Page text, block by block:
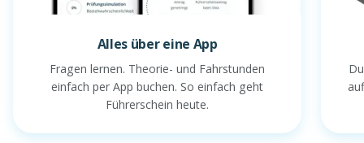
Alles über eine App
Fragen lernen. Theorie- und Fahrstunden
einfach per App buchen. So einfach geht
Führerschein heute.